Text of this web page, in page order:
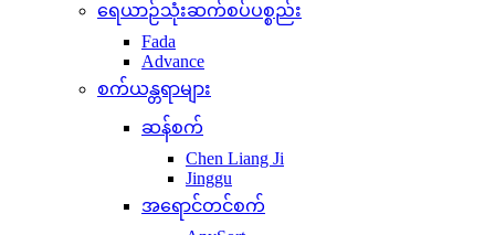
ရေယာဉ်သုံးဆက်စပ်ပစ္စည်း
Fada
Advance
စက်ယန္တရာများ
ဆန်စက်
Chen Liang Ji
Jinggu
အရောင်တင်စက်